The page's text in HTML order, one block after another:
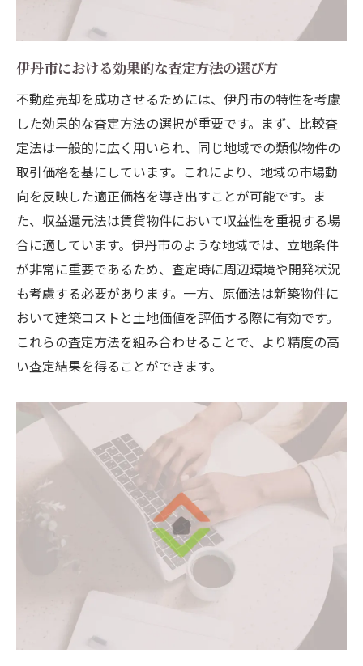
伊丹市における効果的な査定方法の選び方
不動産売却を成功させるためには、伊丹市の特性を考慮
した効果的な査定方法の選択が重要です。まず、比較査
定法は一般的に広く用いられ、同じ地域での類似物件の
取引価格を基にしています。これにより、地域の市場動
向を反映した適正価格を導き出すことが可能です。ま
た、収益還元法は賃貸物件において収益性を重視する場
合に適しています。伊丹市のような地域では、立地条件
が非常に重要であるため、査定時に周辺環境や開発状況
も考慮する必要があります。一方、原価法は新築物件に
おいて建築コストと土地価値を評価する際に有効です。
これらの査定方法を組み合わせることで、より精度の高
い査定結果を得ることができます。